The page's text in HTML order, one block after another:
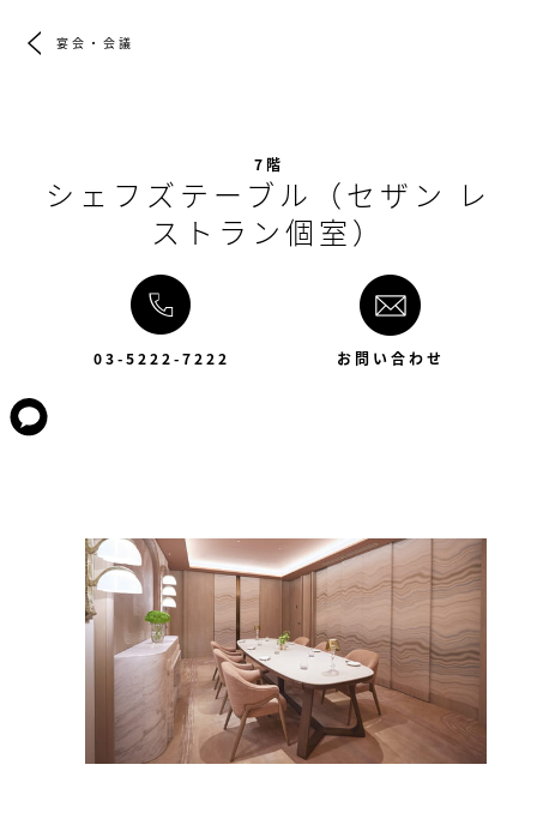
宴会・会議
7階
シェフズテーブル（セザン レ
ストラン個室）
03-5222-7222 お問い合わせ